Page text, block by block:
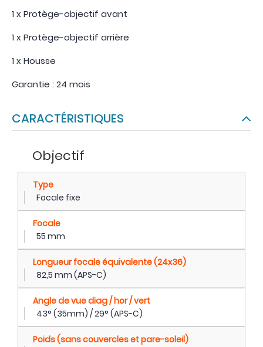
1 x Protège-objectif avant
1 x Protège-objectif arrière
1 x Housse
Garantie : 24 mois
CARACTÉRISTIQUES
Objectif
Type
Focale fixe
Focale
55 mm
Longueur focale équivalente (24x36)
82,5 mm (APS-C)
Angle de vue diag / hor / vert
43° (35mm) / 29° (APS-C)
Poids (sans couvercles et pare-soleil)